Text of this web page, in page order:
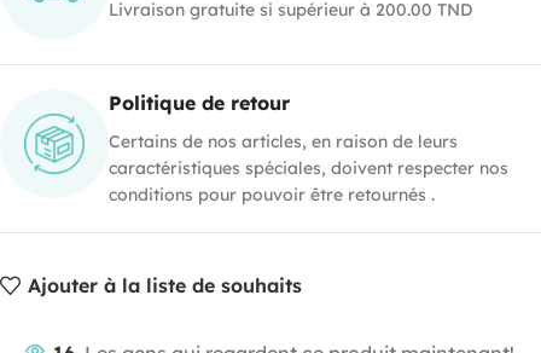
Livraison gratuite si supérieur à 200.00 TND
Politique de retour
Certains de nos articles, en raison de leurs
caractéristiques spéciales, doivent respecter nos
conditions pour pouvoir être retournés .
Ajouter à la liste de souhaits